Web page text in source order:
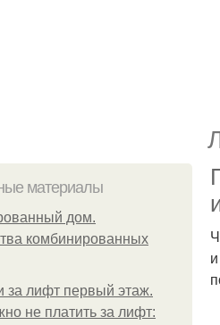
материалы
дом.
комбинированных
за лифт первый этаж.
не платить за лифт: